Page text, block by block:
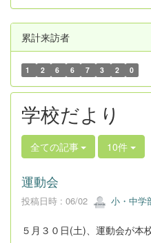
累計来訪者
1 2 6 6 7 3 2 0
学校だより
全ての記事 10件
運動会
投稿日時 : 06/02 小・中学
５月３０日(土)、運動会が本